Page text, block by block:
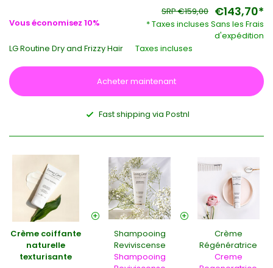
Vous économisez 10%
SRP €159,00 €143,70*
* Taxes incluses Sans les Frais
d'expédition
LG Routine Dry and Frizzy Hair
Taxes incluses
Acheter maintenant
Fast shipping via Postnl
Crème coiffante
naturelle
texturisante
Shampooing
Reviviscense
Shampooing
Crème
Régénératrice
Creme